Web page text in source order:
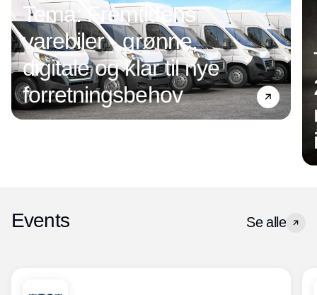
Tema: Fremtidens
varebiler - grønne,
digitale og klar til nye
forretningsbehov
Events Se alle